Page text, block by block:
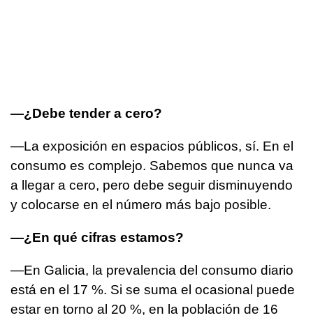
—¿Debe tender a cero?
—La exposición en espacios públicos, sí. En el
consumo es complejo. Sabemos que nunca va
a llegar a cero, pero debe seguir disminuyendo
y colocarse en el número más bajo posible.
—¿En qué cifras estamos?
—En Galicia, la prevalencia del consumo diario
está en el 17 %. Si se suma el ocasional puede
estar en torno al 20 %, en la población de 16